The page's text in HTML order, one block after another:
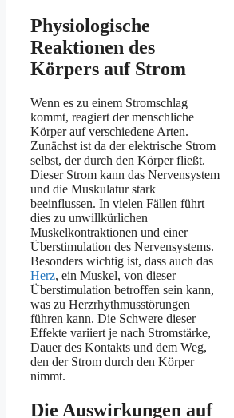
Physiologische
Reaktionen des
Körpers auf Strom
Wenn es zu einem Stromschlag
kommt, reagiert der menschliche
Körper auf verschiedene Arten.
Zunächst ist da der elektrische Strom
selbst, der durch den Körper fließt.
Dieser Strom kann das Nervensystem
und die Muskulatur stark
beeinflussen. In vielen Fällen führt
dies zu unwillkürlichen
Muskelkontraktionen und einer
Überstimulation des Nervensystems.
Besonders wichtig ist, dass auch das
Herz, ein Muskel, von dieser
Überstimulation betroffen sein kann,
was zu Herzrhythmusstörungen
führen kann. Die Schwere dieser
Effekte variiert je nach Stromstärke,
Dauer des Kontakts und dem Weg,
den der Strom durch den Körper
nimmt.
Die Auswirkungen auf